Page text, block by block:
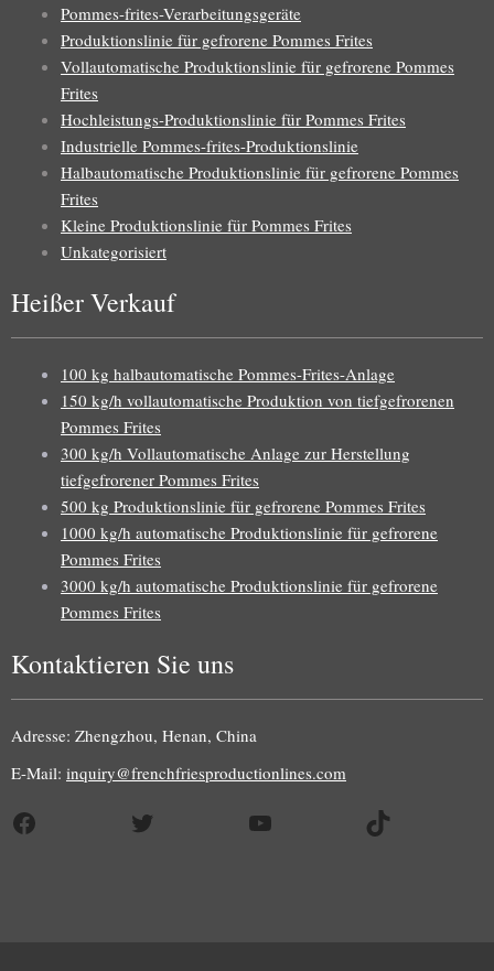
Pommes-frites-Verarbeitungsgeräte
Produktionslinie für gefrorene Pommes Frites
Vollautomatische Produktionslinie für gefrorene Pommes
Frites
Hochleistungs-Produktionslinie für Pommes Frites
Industrielle Pommes-frites-Produktionslinie
Halbautomatische Produktionslinie für gefrorene Pommes
Frites
Kleine Produktionslinie für Pommes Frites
Unkategorisiert
Heißer Verkauf
100 kg halbautomatische Pommes-Frites-Anlage
150 kg/h vollautomatische Produktion von tiefgefrorenen
Pommes Frites
300 kg/h Vollautomatische Anlage zur Herstellung
tiefgefrorener Pommes Frites
500 kg Produktionslinie für gefrorene Pommes Frites
1000 kg/h automatische Produktionslinie für gefrorene
Pommes Frites
3000 kg/h automatische Produktionslinie für gefrorene
Pommes Frites
Kontaktieren Sie uns
Adresse: Zhengzhou, Henan, China
E-Mail: inquiry@frenchfriesproductionlines.com
Facebook Twitter YouTube TikTok